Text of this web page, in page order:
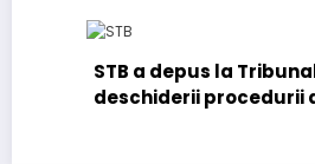
STB a depus la Tribunalul
deschiderii procedurii de